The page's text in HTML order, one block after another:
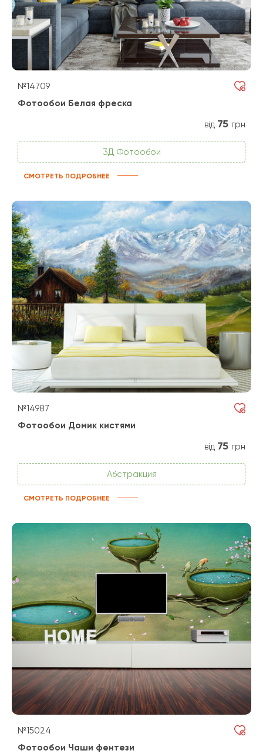
№14709
Фотообои Белая фреска
від 75 грн
3Д Фотообои
СМОТРЕТЬ ПОДРОБНЕЕ
№14987
Фотообои Домик кистями
від 75 грн
Абстракция
СМОТРЕТЬ ПОДРОБНЕЕ
№15024
Фотообои Чаши фентези